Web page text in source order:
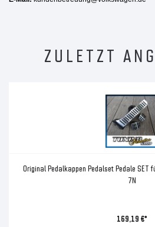
ZULETZT
Original Pedalkappen Pedalset Pedale SET
7N
169,19 €*